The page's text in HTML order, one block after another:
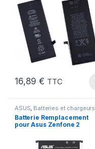
16,89€ TTC
ASUS, Batteries et chargeurs
Marques ,Pieces Portable
Batterie Remplacement
pour Asus Zenfone 2